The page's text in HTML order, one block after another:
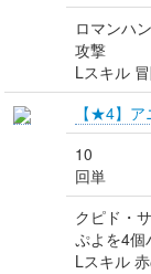
ロマンハ
攻撃
Lスキル
【★4】ア
10
回単
クピド・
ぷよを4個
Lスキル